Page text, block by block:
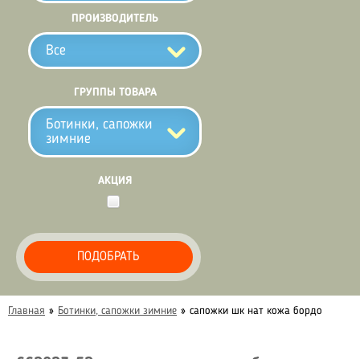
ПРОИЗВОДИТЕЛЬ
Все
ГРУППЫ ТОВАРА
Ботинки, сапожки
зимние
АКЦИЯ
ПОДОБРАТЬ
Главная » Ботинки, сапожки зимние » сапожки шк нат кожа бордо